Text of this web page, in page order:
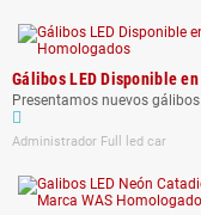
Gálibos LED Disponible
Presentamos nuevos
Administrador Full led car